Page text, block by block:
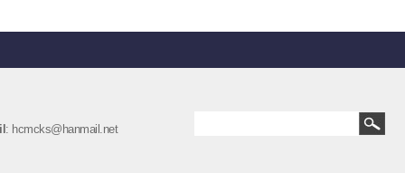
: hcmcks@hanmail.net